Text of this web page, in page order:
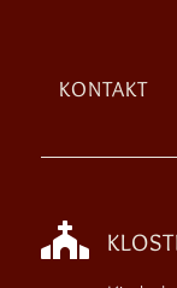
KONTAKT
